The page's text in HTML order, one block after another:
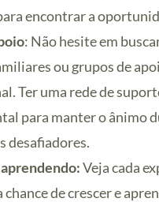
encontrar a
: Não hesite em
ou grupos de
Ter uma rede de
para manter o ânimo
desafiadores.
Veja cada
chance de crescer e